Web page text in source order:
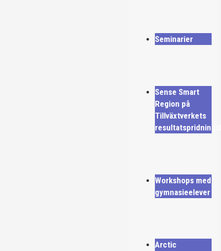
Seminarier
Sense Smart
Region på
Tillväxtverkets
Workshops med
gymnasieelever
Arctic